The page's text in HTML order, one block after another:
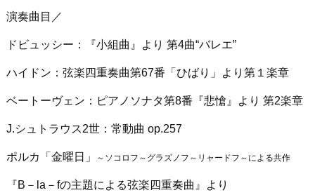
演奏曲目／
ドビュッシー：『小組曲』より 第4曲“バレエ”
ハイドン：弦楽四重奏曲第67番「ひばり」より第１楽章
ベートーヴェン：ピアノソナタ第8番『悲愴』より 第2楽章
J.シュトラウス2世：常動曲 op.257
ポルカ「金曜日」 ～ソコロフ～グラズノフ～リャードフ～による共作
『B－la－fの主題による弦楽四重奏曲』より